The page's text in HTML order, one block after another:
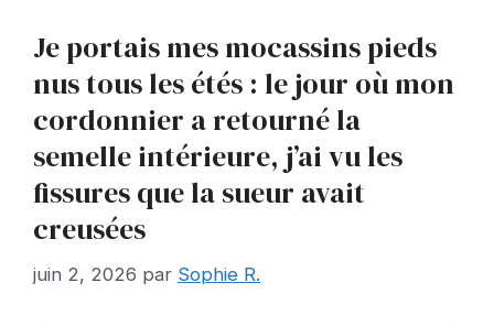
Je portais mes mocassins pieds
nus tous les étés : le jour où mon
cordonnier a retourné la
semelle intérieure, j’ai vu les
fissures que la sueur avait
creusées
juin 2, 2026 par Sophie R.